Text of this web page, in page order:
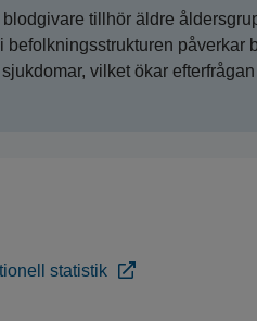
tillhör äldre
påverkar
vilket ökar
statistik